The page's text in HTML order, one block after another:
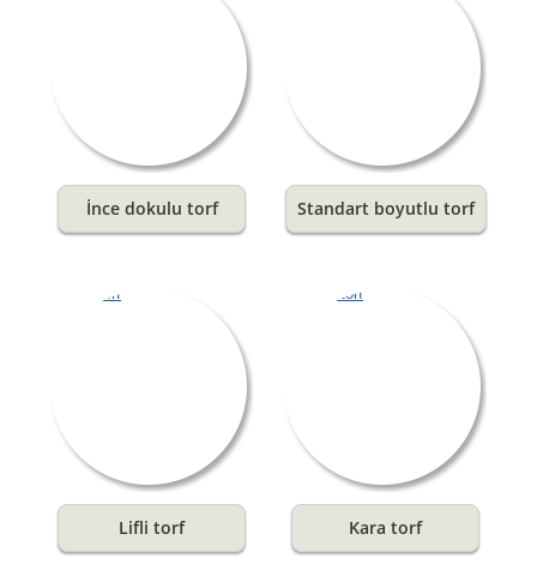
İnce dokulu torf Standart boyutlu torf
Lifli torf Kara torf